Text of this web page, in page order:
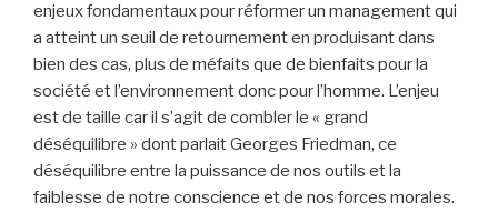
enjeux fondamentaux pour réformer un management qui
a atteint un seuil de retournement en produisant dans
bien des cas, plus de méfaits que de bienfaits pour la
société et l’environnement donc pour l’homme. L’enjeu
est de taille car il s’agit de combler le « grand
déséquilibre » dont parlait Georges Friedman, ce
déséquilibre entre la puissance de nos outils et la
faiblesse de notre conscience et de nos forces morales.